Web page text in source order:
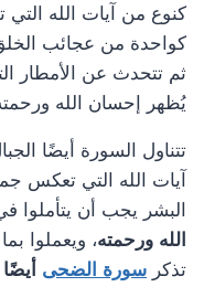
كنوع من آيات الله
كواحدة من عجائب
ثم تتحدث عن الأمطار
يُظهر إحسان الله
تتناول السورة أيضًا
آيات الله التي تعكس
البشر يجب أن يتأملوا
الله ورحمته، ويعملوا
تذكر سورة الضحى